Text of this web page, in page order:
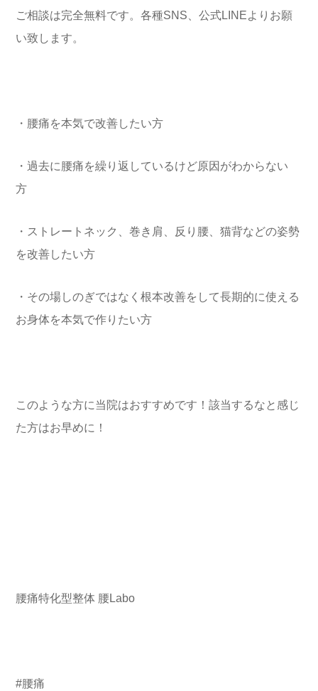
ご相談は完全無料です。各種SNS、公式LINEよりお願
い致します。
・腰痛を本気で改善したい方
・過去に腰痛を繰り返しているけど原因がわからない
方
・ストレートネック、巻き肩、反り腰、猫背などの姿勢
を改善したい方
・その場しのぎではなく根本改善をして長期的に使える
お身体を本気で作りたい方
このような方に当院はおすすめです！該当するなと感じ
た方はお早めに！
腰痛特化型整体 腰Labo
#腰痛